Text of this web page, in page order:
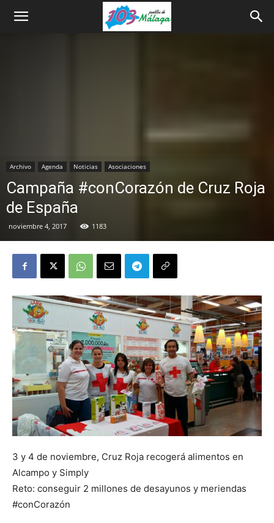
Archivo Agenda Noticias Asociaciones
Campaña #conCorazón de Cruz Roja
de España
noviembre 4, 2017 1183
3 y 4 de noviembre, Cruz Roja recogerá alimentos en
Alcampo y Simply
Reto: conseguir 2 millones de desayunos y meriendas
#conCorazón